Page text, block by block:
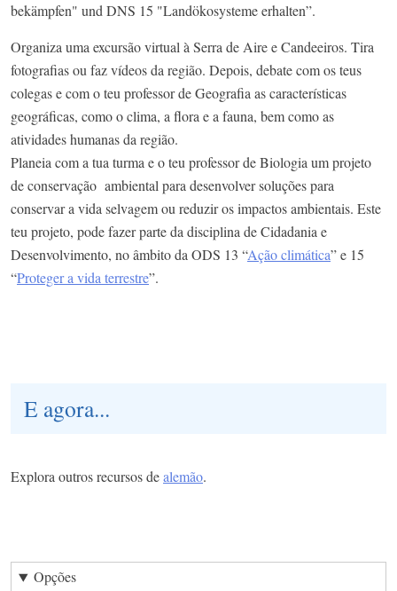
bekämpfen" und DNS 15 "Landökosysteme erhalten”.
Organiza uma excursão virtual à Serra de Aire e Candeeiros. Tira
fotografias ou faz vídeos da região. Depois, debate com os teus
colegas e com o teu professor de Geografia as características
geográficas, como o clima, a flora e a fauna, bem como as
atividades humanas da região.
Planeia com a tua turma e o teu professor de Biologia um projeto
de conservação ambiental para desenvolver soluções para
conservar a vida selvagem ou reduzir os impactos ambientais. Este
teu projeto, pode fazer parte da disciplina de Cidadania e
Desenvolvimento, no âmbito da ODS 13 “Ação climática” e 15
“Proteger a vida terrestre”.
E agora...
Explora outros recursos dealemão.
Opções